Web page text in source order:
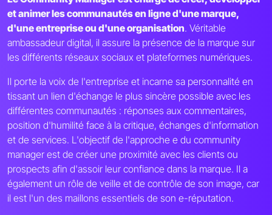
et animer les communautés en ligne d'une marque,
d'une entreprise ou d'une organisation. Véritable
ambassadeur digital, il assure la présence de la marque sur
les différents réseaux sociaux et plateformes numériques.
Il porte la voix de l'entreprise et incarne sa personnalité en
tissant un lien d'échange le plus sincère possible avec les
différentes communautés : réponses aux commentaires,
position d'humilité face à la critique, échanges d'information
et de services. L'objectif de l'approche e du community
manager est de créer une proximité avec les clients ou
prospects afin d'assoir leur confiance dans la marque. Il a
également un rôle de veille et de contrôle de son image, car
il est l'un des maillons essentiels de son e-réputation.